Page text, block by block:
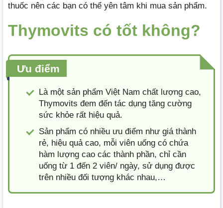
thuốc nên các bạn có thể yên tâm khi mua sản phẩm.
Thymovits có tốt không?
Ưu điểm
Là một sản phẩm Việt Nam chất lượng cao,
Thymovits đem đến tác dụng tăng cường
sức khỏe rất hiệu quả.
Sản phẩm có nhiều ưu điểm như giá thành
rẻ, hiệu quả cao, mỗi viên uống có chứa
hàm lượng cao các thành phần, chỉ cần
uống từ 1 đến 2 viên/ ngày, sử dụng được
trên nhiều đối tượng khác nhau,…